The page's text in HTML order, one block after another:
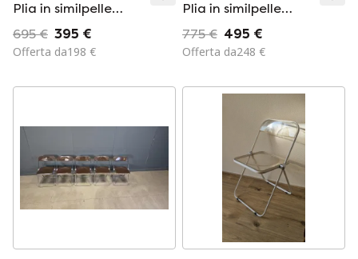
Plia in similpelle
color crema, rara
695 € 395 €
Offerta da198 €
Plia in similpelle
bianca, rara
775 € 495 €
Offerta da248 €